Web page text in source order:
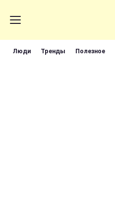
Люди Тренды Полезное